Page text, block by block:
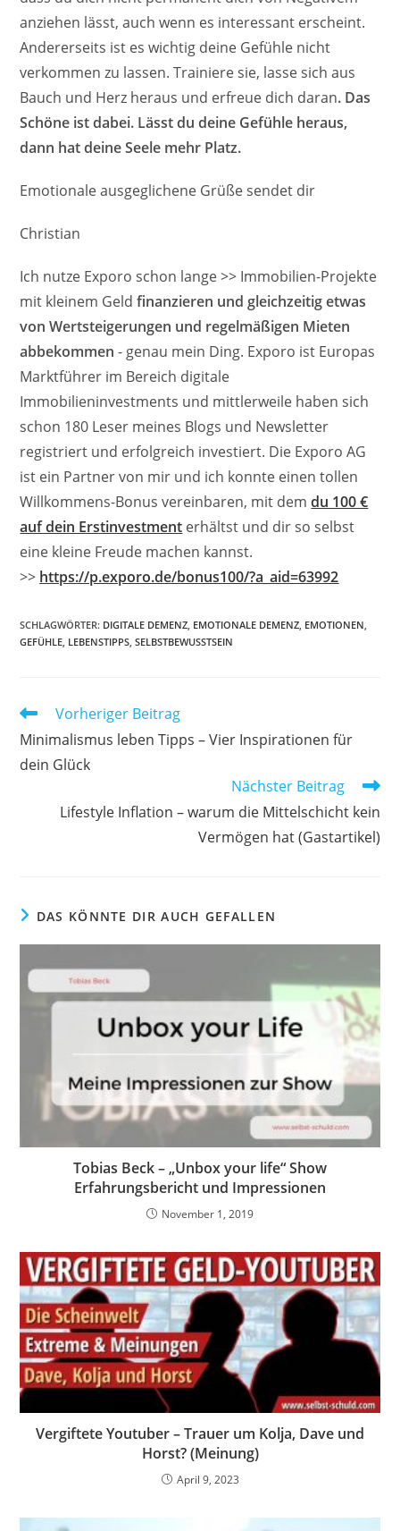
anziehen lässt, auch wenn es interessant erscheint.
Andererseits ist es wichtig deine Gefühle nicht
verkommen zu lassen. Trainiere sie, lasse sich aus
Bauch und Herz heraus und erfreue dich daran. Das
Schöne ist dabei. Lässt du deine Gefühle heraus,
dann hat deine Seele mehr Platz.
Emotionale ausgeglichene Grüße sendet dir
Christian
Ich nutze Exporo schon lange >> Immobilien-Projekte
mit kleinem Geldfinanzieren und gleichzeitig etwas
von Wertsteigerungen und regelmäßigen Mieten
abbekommen - genau mein Ding. Exporo ist Europas
Marktführer im Bereich digitale
Immobilieninvestments und mittlerweile haben sich
schon 180 Leser meines Blogs und Newsletter
registriert und erfolgreich investiert. Die Exporo AG
ist ein Partner von mir und ich konnte einen tollen
Willkommens-Bonus vereinbaren, mit demdu 100 €
auf dein Erstinvestment erhältst und dir so selbst
eine kleine Freude machen kannst.
>> https://p.exporo.de/bonus100/?a_aid=63992
SCHLAGWÖRTER: DIGITALE DEMENZ EMOTIONALE DEMENZ EMOTIONEN
GEFÜHLE LEBENSTIPPS SELBSTBEWUSSTSEIN
Weitere
ansehen
Vorheriger Beitrag
Minimalismus leben Tipps – Vier Inspirationen für
dein Glück
Nächster Beitrag
Lifestyle Inflation – warum die Mittelschicht kein
Vermögen hat (Gastartikel)
DAS KÖNNTE DIR AUCH GEFALLEN
Tobias Beck – „Unbox your life“ Show
Erfahrungsbericht und Impressionen
November 1, 2019
Vergiftete Youtuber – Trauer um Kolja, Dave und
Horst? (Meinung)
April 9, 2023